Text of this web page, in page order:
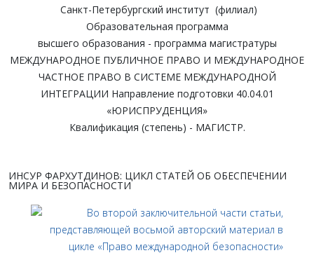
Санкт-Петербургский институт (филиал)
Образовательная программа
высшего образования - программа магистратуры
МЕЖДУНАРОДНОЕ ПУБЛИЧНОЕ ПРАВО И МЕЖДУНАРОДНОЕ
ЧАСТНОЕ ПРАВО В СИСТЕМЕ МЕЖДУНАРОДНОЙ
ИНТЕГРАЦИИ Направление подготовки 40.04.01
«ЮРИСПРУДЕНЦИЯ»
Квалификация (степень) - МАГИСТР.
ИНСУР ФАРХУТДИНОВ: ЦИКЛ СТАТЕЙ ОБ ОБЕСПЕЧЕНИИ
МИРА И БЕЗОПАСНОСТИ